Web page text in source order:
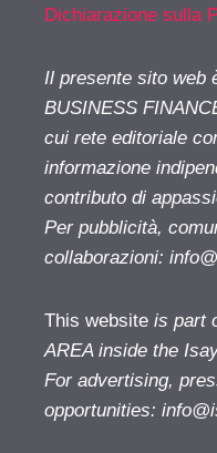
Dichiarazione sulla
Il presente sito web
BUSINESS
cui rete editoriale
informazione
contributo di
Per pubblicità,
collaborazioni:
This website is part
AREA inside the
For advertising,
opportunities: